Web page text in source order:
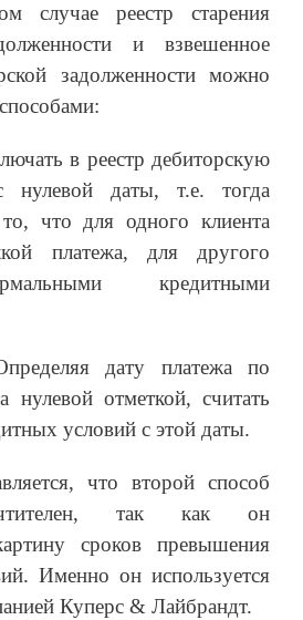
случае реестр старения
и взвешенное
задолженности можно
в реестр дебиторскую
нулевой даты, т.е. тогда
что для одного клиента
платежа, для другого
кредитными
дату платежа по
нулевой отметкой, считать
условий с этой даты.
что второй способ
так как он
сроков превышения
Именно он используется
Куперс & Лайбрандт.